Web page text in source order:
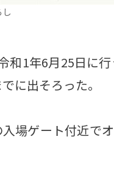
1年6月25日に
に出そろった。
場ゲート付近で